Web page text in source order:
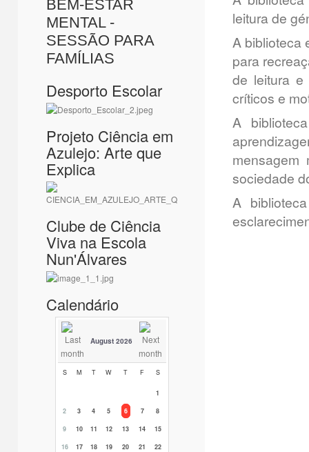
BEM-ESTAR
MENTAL -
SESSÃO PARA
FAMÍLIAS
Desporto Escolar
Projeto Ciência em
Azulejo: Arte que
Explica
Clube de Ciência
Viva na Escola
Nun'Álvares
Calendário
August 2026
S M T W T F S
1
2
3 4 5 6 7
8
9
10 11 12 13 14
15
16
17 18 19 20 21
22
leitura de
A biblioteca
para
de leitura e
críticos e
A
sociedade
A